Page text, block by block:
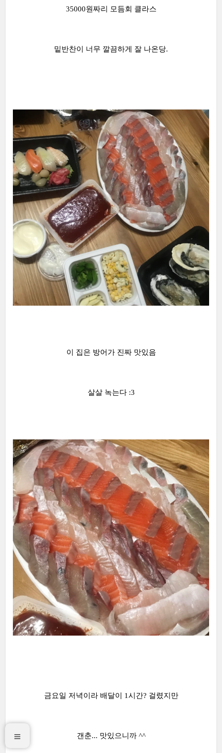
35000원짜리 모듬회 클라스
밑반찬이 너무 깔끔하게 잘 나온당.
이 집은 방어가 진짜 맛있음
살살 녹는다 :3
금요일 저녁이라 배달이 1시간? 걸렸지만
갠춘... 맛있으니까 ^^